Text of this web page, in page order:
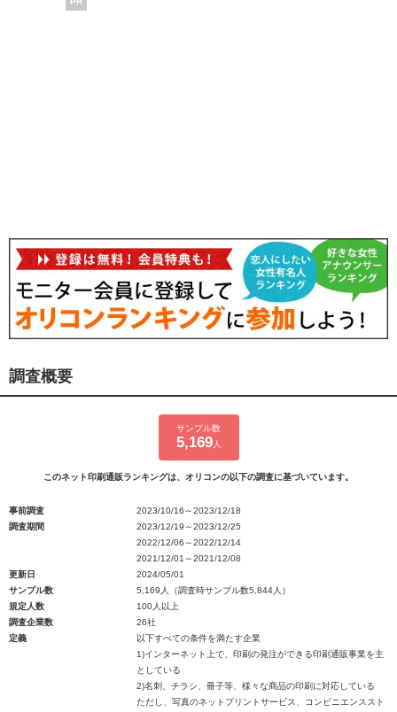
調査概要
サンプル数
5,169人
このネット印刷通販ランキングは、オリコンの以下の調査に基づいています。
事前調査
2023/10/16～2023/12/18
調査期間
2023/12/19～2023/12/25
2022/12/06～2022/12/14
2021/12/01～2021/12/08
更新日
2024/05/01
サンプル数
5,169人（調査時サンプル数5,844人）
規定人数
100人以上
調査企業数
26社
定義
以下すべての条件を満たす企業
1)インターネット上で、印刷の発注ができる印刷通販事業を主
としている
2)名刺、チラシ、冊子等、様々な商品の印刷に対応している
ただし、写真のネットプリントサービス、コンビニエンススト